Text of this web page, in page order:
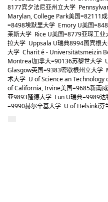
8177宾夕法尼亚州立大学
Marylan, College Park美国=82111
=8498埃默里大学 Emory U美国=84
莱斯大学 Rice U美国=8779亚琛工业
拉大学 Uppsala U瑞典8994图宾根
大学 Charit é - Universitätsmeizin
Montreal加拿大=90136苏黎世大学
Glasgow英国=9383密歇根州立大学
术大学 U of Science an Technology
of California, Irvine美国=9685新南
亚9893隆德大学 Lun U瑞典=9989达
=9990赫尔辛基大学 U of Helsinki芬